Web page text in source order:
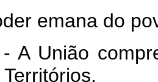
emana do
A União